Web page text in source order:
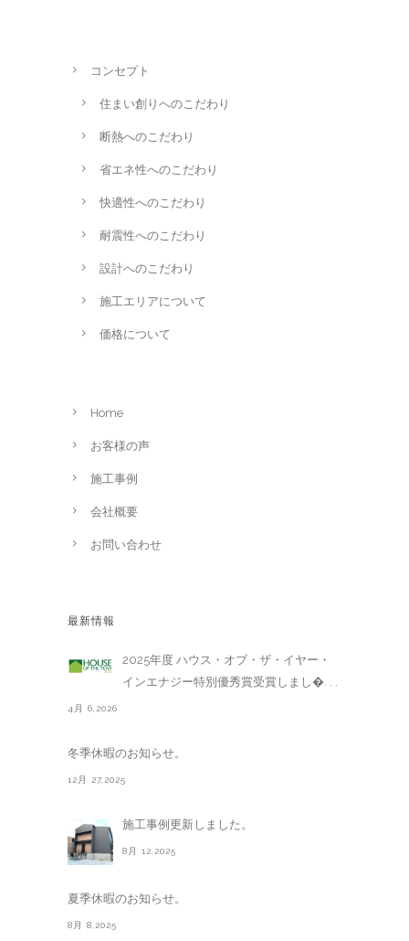
コンセプト
住まい創りへのこだわり
断熱へのこだわり
省エネ性へのこだわり
快適性へのこだわり
耐震性へのこだわり
設計へのこだわり
施工エリアについて
価格について
Home
お客様の声
施工事例
会社概要
お問い合わせ
最新情報
2025年度 ハウス・オブ・ザ・イヤー・
インエナジー特別優秀賞受賞しまし�. . .
4月 6,2026
冬季休暇のお知らせ。
12月 27,2025
施工事例更新しました。
8月 12,2025
夏季休暇のお知らせ。
8月 8,2025